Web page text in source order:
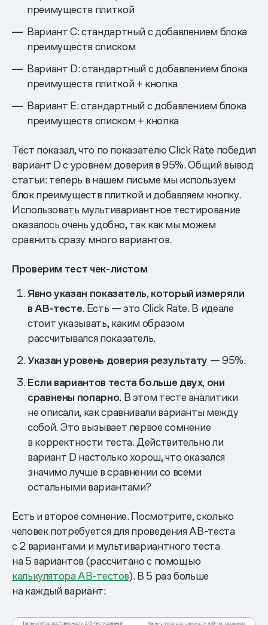
преимуществ плиткой
Вариант C: стандартный с добавлением блока
преимуществ списком
Вариант D: стандартный с добавлением блока
преимуществ плиткой + кнопка
Вариант E: стандартный с добавлением блока
преимуществ списком + кнопка
Тест показал, что по показателю Click Rate победил
вариант D с уровнем доверия в 95%. Общий вывод
статьи: теперь в нашем письме мы используем
блок преимуществ плиткой и добавляем кнопку.
Использовать мультивариантное тестирование
оказалось очень удобно, так как мы можем
сравнить сразу много вариантов.
Проверим тест чек-листом
Явно указан показатель, который измеряли
в АВ-тесте. Есть — это Click Rate. В идеале
стоит указывать, каким образом
рассчитывался показатель.
Указан уровень доверия результату — 95%.
Если вариантов теста больше двух, они
сравнены попарно. В этом тесте аналитики
не описали, как сравнивали варианты между
собой. Это вызывает первое сомнение
в корректности теста. Действительно ли
вариант D настолько хорош, что оказался
значимо лучше в сравнении со всеми
остальными вариантами?
Есть и второе сомнение. Посмотрите, сколько
человек потребуется для проведения АВ-теста
с 2 вариантами и мультивариантного теста
на 5 вариантов (рассчитано с помощью
калькулятора АВ-тестов). В 5 раз больше
на каждый вариант: